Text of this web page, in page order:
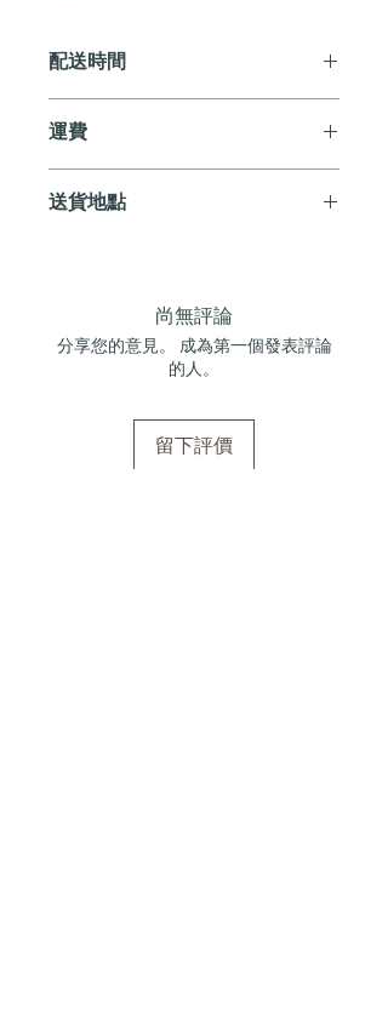
配送時間
工作天內安排送貨。例如，如您在 1 月
如單次購買，通常會在 5-7 個工作天內
運費
送貨地點
郵至 cs@andersonandstonewine.com 聯絡
尚無評論
分享您的意見。 成為第一個發表評論
的人。
留下評價